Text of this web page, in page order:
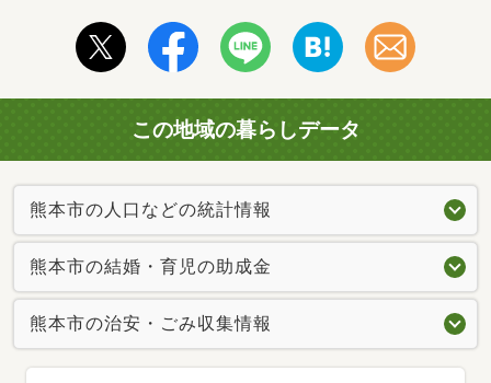
この地域の暮らしデータ
熊本市の人口などの統計情報
熊本市の結婚・育児の助成金
熊本市の治安・ごみ収集情報